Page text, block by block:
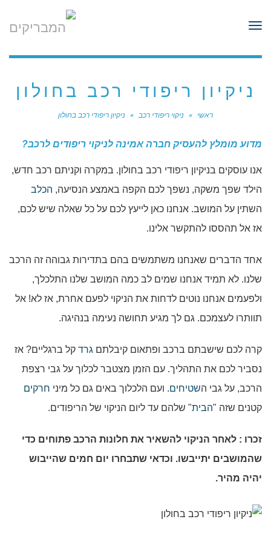
תפריט
ניקיון ריפודי רכב בחולון
ראשי » ניקוי ריפודי רכב » ניקיון ריפודי רכב בחולון
מדוע מומלץ להעסיק חברה אמינה לניקוי ריפודים לרכב?
אנו עוסקים בניקיון ריפודי רכב בחולון. במקרה וקניתם רכב חדש,
הילד שפך משקה, נשפך לכם הקפה באמצע הנסיעה, הכלב
השתין על המושב. אנחנו כאן לייעץ לכם על כל שאלה שיש לכם,
אז אל תהססו להתקשר אלינו.
אחד הדברים שאנחנו משתמשים בהם בתדירות גבוהה זה הרכב
שלנו. לא תמיד אנחנו שמים לב כמה המושב שלנו התלכלך,
ולפעמים אנחנו נוטים לדחות את הניקוי לפעם אחרת, אז לא! אל
תוותרו לעצמכם. גם לך מגיע תחושה נעימה בנהיגה.
קרה לכם שישבתם ברכב ופתאום קיבלתם גרד קל ברגליים? אז
נסביר לכם את התהליך. עם הזמן מצטבר לכלוך על גבי רצפת
הרכב, על גבי השטיחים. ועם הלכלוך באים גם כל מיני חרקים
קטנים שזה "הבית" שלהם עד ליום הניקוי של הריפודים.
זכרו : לאחר הניקוי להשאיר את חלונות הרכב פתוחים כדי
שהמושבים יתייבשו. וכדאי שתבחרו יום חמים שהייבוש
יהיה מהיר.